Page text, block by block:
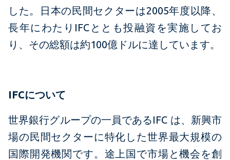
した。日本の民間セクターは2005年度以降、
長年にわたりIFCととも投融資を実施してお
り、その総額は約100億ドルに達しています。
IFCについて
世界銀行グループの一員であるIFC は、新興市
場の民間セクターに特化した世界最大規模の
国際開発機関です。途上国で市場と機会を創